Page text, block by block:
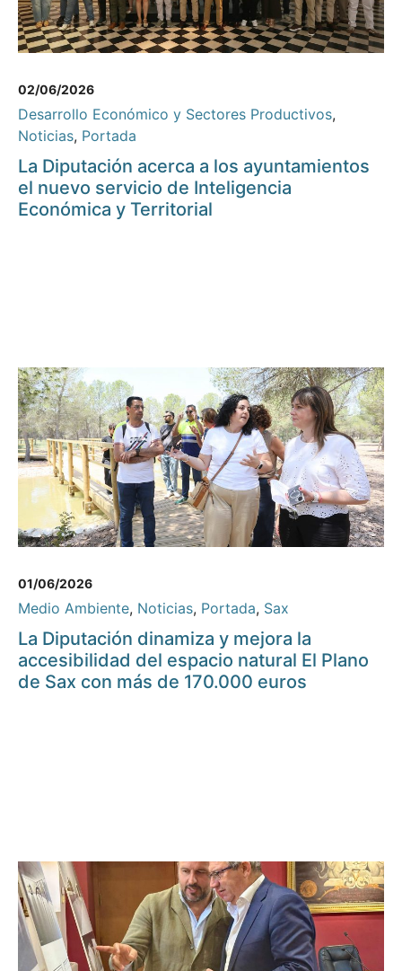
02/06/2026
Desarrollo Económico y Sectores Productivos,
Noticias, Portada
La Diputación acerca a los ayuntamientos
el nuevo servicio de Inteligencia
Económica y Territorial
01/06/2026
Medio Ambiente, Noticias, Portada, Sax
La Diputación dinamiza y mejora la
accesibilidad del espacio natural El Plano
de Sax con más de 170.000 euros